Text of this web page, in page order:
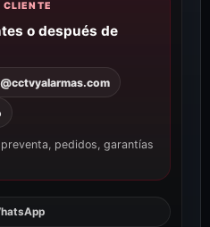
CLIENTE
o después de
pedidos, garantías